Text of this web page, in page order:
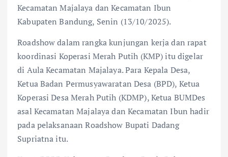
Kecamatan Majalaya dan Kecamatan Ibun
Kabupaten Bandung, Senin (13/10/2025).
Roadshow dalam rangka kunjungan kerja dan rapat
koordinasi Koperasi Merah Putih (KMP) itu digelar
di Aula Kecamatan Majalaya. Para Kepala Desa,
Ketua Badan Permusyawaratan Desa (BPD), Ketua
Koperasi Desa Merah Putih (KDMP), Ketua BUMDes
asal Kecamatan Majalaya dan Kecamatan Ibun hadir
pada pelaksanaan Roadshow Bupati Dadang
Supriatna itu.